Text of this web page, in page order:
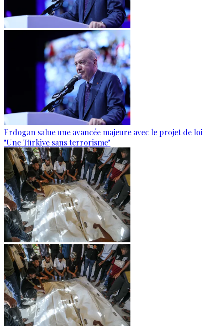
Erdogan salue une avancée majeure avec le projet de loi
"Une Türkiye sans terrorisme"